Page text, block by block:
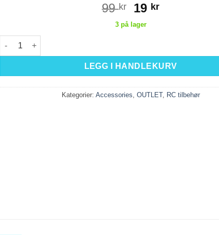
99kr
Opprinnelig
pris
var:
19 krNåværende
3 på lager
PGYTECH Monitor Hood L200 svart for 9,7" tablet skjerm antall
LEGG I HANDLEKURV
Kategorier: Accessories OUTLET, RC tilbehør